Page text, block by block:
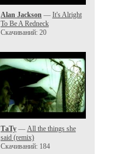
Alan Jackson— It's Alright
To Be A Redneck
Скачиваний: 20
ТаТу— All the things she
said (remix)
Скачиваний: 184